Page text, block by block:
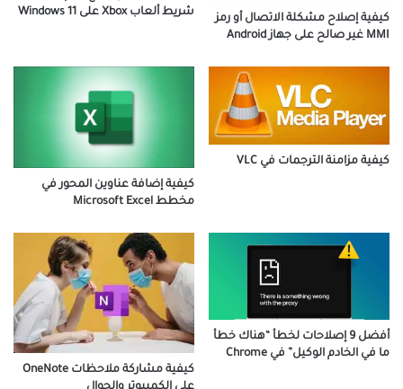
كيفية إصلاح مشكلة الاتصال أو رمز
MMI غير صالح على جهاز Android
شريط ألعاب Xbox على Windows 11
كيفية مزامنة الترجمات في VLC
كيفية إضافة عناوين المحور في
مخطط Microsoft Excel
أفضل 9 إصلاحات لخطأ “هناك خطأ
ما في الخادم الوكيل” في Chrome
كيفية مشاركة ملاحظات OneNote